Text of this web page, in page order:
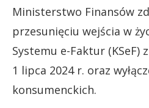
Ministerstwo Finansów
przesunięciu wejścia w
Systemu e-Faktur (KSeF)
1 lipca 2024 r. oraz
konsumenckich.